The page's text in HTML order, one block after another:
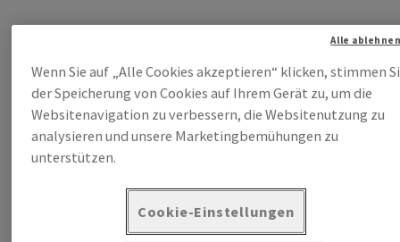
Informationen mehr verpassen.
Webshopkonto erstellen
Wenn Sie auf „Alle Cookies akzeptieren“ klicken, stimmen
der Speicherung von Cookies auf Ihrem Gerät zu, um die
Websitenavigation zu verbessern, die Websitenutzung zu
analysieren und unsere Marketingbemühungen zu
unterstützen.
Cookie-Einstellungen
Alle